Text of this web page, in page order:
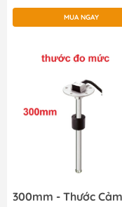
MUA NGAY